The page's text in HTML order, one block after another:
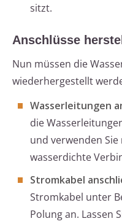
sitzt.
Anschlüsse
Nun müssen die
wiederhergestellt
Wasserleitungen
die
und verwenden Sie
wasserdichte
Stromkabel
Stromkabel unter
Polung an. Lassen